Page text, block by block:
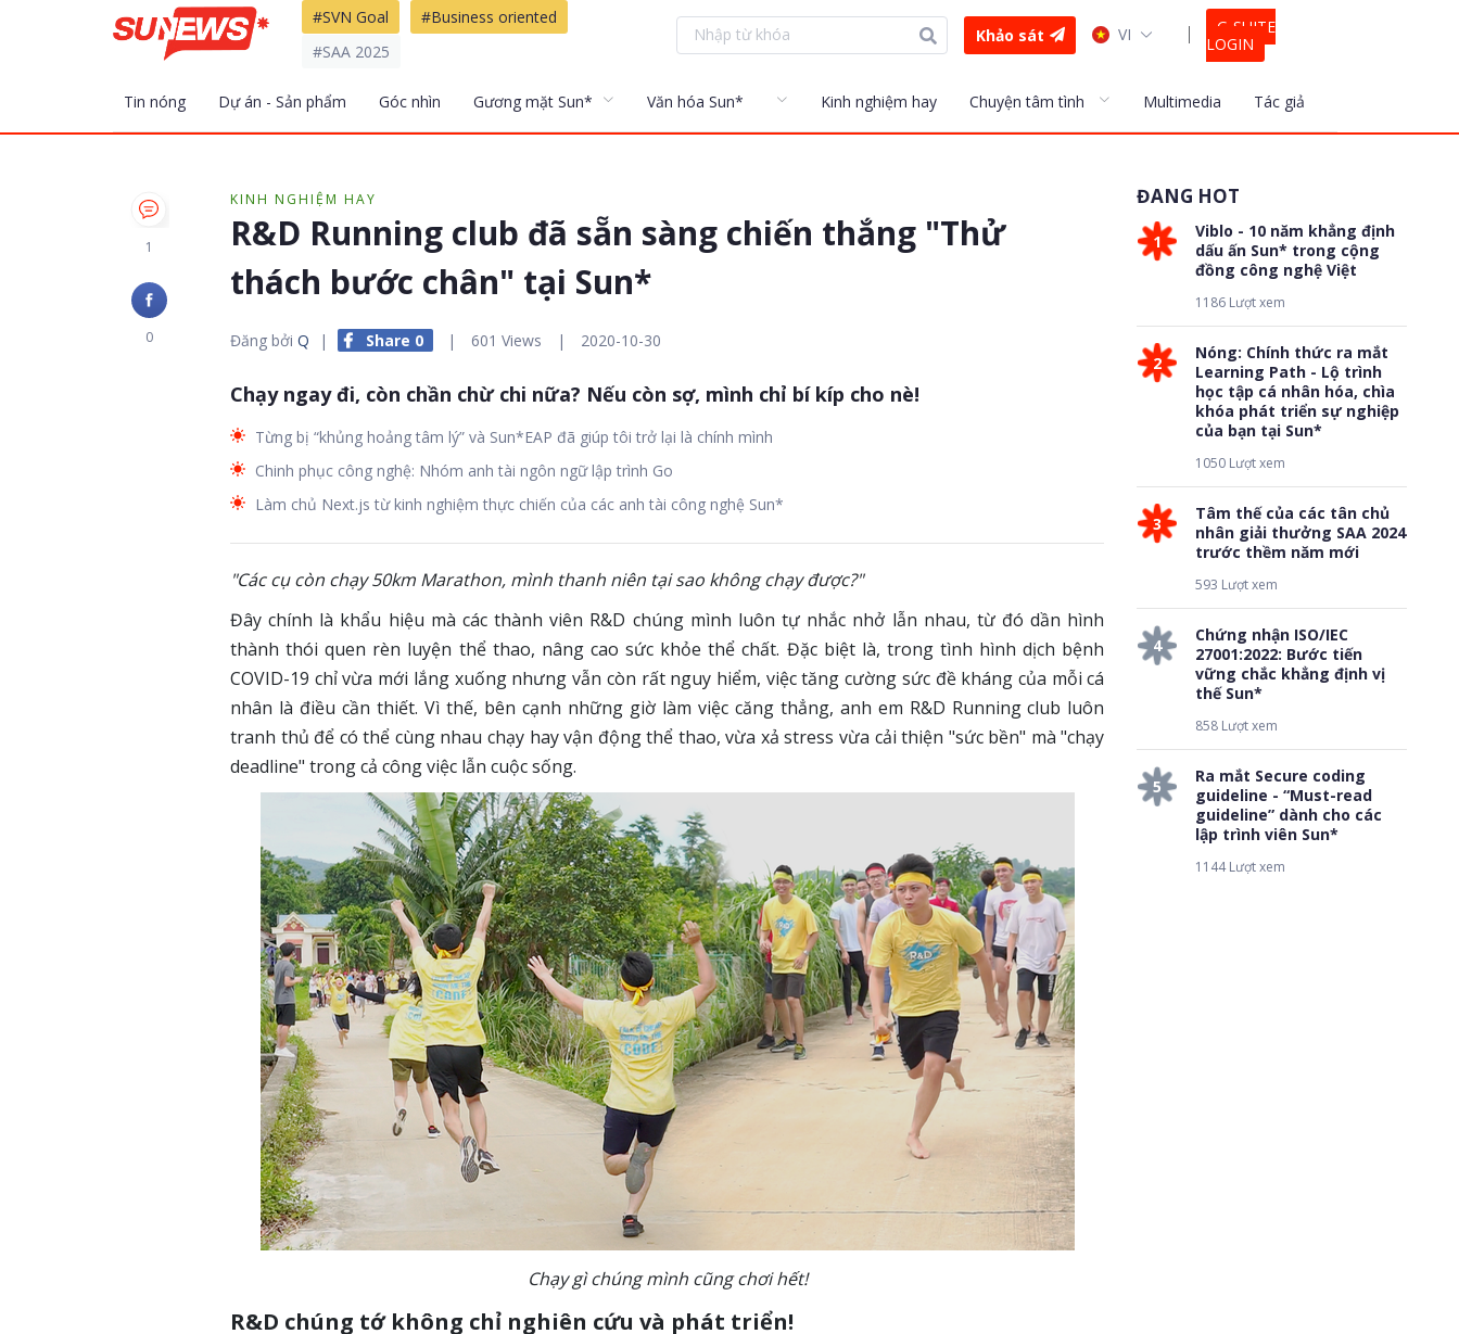
#SVN Goal
#Business oriented
#SAA 2025
Khảo sát VI
G-SUITE
LOGIN
Tin nóng Dự án - Sản phẩm Góc nhìn Gương mặt Sun* Văn hóa Sun* Kinh nghiệm hay Chuyện tâm tình Multimedia Tác giả
1
0
KINH NGHIỆM HAY
R&D Running club đã sẵn sàng chiến thắng "Thử
thách bước chân" tại Sun*
Đăng bởi Q | Share 0 | 601 Views | 2020-10-30
Chạy ngay đi, còn chần chừ chi nữa? Nếu còn sợ, mình chỉ bí kíp cho nè!
Từng bị “khủng hoảng tâm lý” và Sun*EAP đã giúp tôi trở lại là chính mình
Chinh phục công nghệ: Nhóm anh tài ngôn ngữ lập trình Go
Làm chủ Next.js từ kinh nghiệm thực chiến của các anh tài công nghệ Sun*
"Các cụ còn chạy 50km Marathon, mình thanh niên tại sao không chạy được?"
Đây chính là khẩu hiệu mà các thành viên R&D chúng mình luôn tự nhắc nhở lẫn nhau, từ đó dần hình
thành thói quen rèn luyện thể thao, nâng cao sức khỏe thể chất. Đặc biệt là, trong tình hình dịch bệnh
COVID-19 chỉ vừa mới lắng xuống nhưng vẫn còn rất nguy hiểm, việc tăng cường sức đề kháng của mỗi cá
nhân là điều cần thiết. Vì thế, bên cạnh những giờ làm việc căng thẳng, anh em R&D Running club luôn
tranh thủ để có thể cùng nhau chạy hay vận động thể thao, vừa xả stress vừa cải thiện "sức bền" mà "chạy
deadline" trong cả công việc lẫn cuộc sống.
Chạy gì chúng mình cũng chơi hết!
R&D chúng tớ không chỉ nghiên cứu và phát triển!
ĐANG HOT
1
Viblo - 10 năm khẳng định
dấu ấn Sun* trong cộng
đồng công nghệ Việt
1186 Lượt xem
2
Nóng: Chính thức ra mắt
Learning Path - Lộ trình
học tập cá nhân hóa, chìa
khóa phát triển sự nghiệp
của bạn tại Sun*
1050 Lượt xem
3
Tâm thế của các tân chủ
nhân giải thưởng SAA 2024
trước thềm năm mới
593 Lượt xem
4
Chứng nhận ISO/IEC
27001:2022: Bước tiến
vững chắc khẳng định vị
thế Sun*
858 Lượt xem
5
Ra mắt Secure coding
guideline - “Must-read
guideline” dành cho các
lập trình viên Sun*
1144 Lượt xem